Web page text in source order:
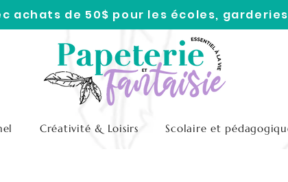
achats de 50$ pour les écoles,
Créativité & Loisirs Scolaire et